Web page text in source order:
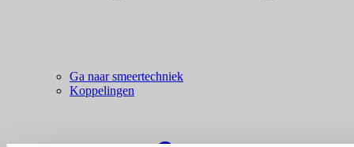
Ga naar smeertechniek
Koppelingen